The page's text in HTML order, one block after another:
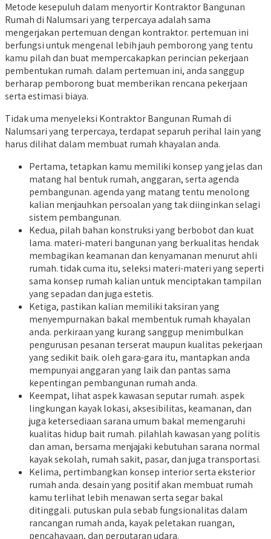
Metode kesepuluh dalam menyortir Kontraktor Bangunan
Rumah di Nalumsari yang terpercaya adalah sama
mengerjakan pertemuan dengan kontraktor. pertemuan ini
berfungsi untuk mengenal lebih jauh pemborong yang tentu
kamu pilah dan buat mempercakapkan perincian pekerjaan
pembentukan rumah. dalam pertemuan ini, anda sanggup
berharap pemborong buat memberikan rencana pekerjaan
serta estimasi biaya.
Tidak uma menyeleksi Kontraktor Bangunan Rumah di
Nalumsari yang terpercaya, terdapat separuh perihal lain yang
harus dilihat dalam membuat rumah khayalan anda.
Pertama, tetapkan kamu memiliki konsep yang jelas dan
matang hal bentuk rumah, anggaran, serta agenda
pembangunan. agenda yang matang tentu menolong
kalian menjauhkan persoalan yang tak diinginkan selagi
sistem pembangunan.
Kedua, pilah bahan konstruksi yang berbobot dan kuat
lama. materi-materi bangunan yang berkualitas hendak
membagikan keamanan dan kenyamanan menurut ahli
rumah. tidak cuma itu, seleksi materi-materi yang seperti
sama konsep rumah kalian untuk menciptakan tampilan
yang sepadan dan juga estetis.
Ketiga, pastikan kalian memiliki taksiran yang
menyempurnakan bakal membentuk rumah khayalan
anda. perkiraan yang kurang sanggup menimbulkan
pengurusan pesanan terserat maupun kualitas pekerjaan
yang sedikit baik. oleh gara-gara itu, mantapkan anda
mempunyai anggaran yang laik dan pantas sama
kepentingan pembangunan rumah anda.
Keempat, lihat aspek kawasan seputar rumah. aspek
lingkungan kayak lokasi, aksesibilitas, keamanan, dan
juga ketersediaan sarana umum bakal memengaruhi
kualitas hidup bait rumah. pilahlah kawasan yang politis
dan aman, bersama menjajaki kebutuhan sarana normal
kayak sekolah, rumah sakit, pasar, dan juga transportasi.
Kelima, pertimbangkan konsep interior serta eksterior
rumah anda. desain yang positif akan membuat rumah
kamu terlihat lebih menawan serta segar bakal
ditinggali. putuskan pula sebab fungsionalitas dalam
rancangan rumah anda, kayak peletakan ruangan,
pencahayaan, dan perputaran udara.